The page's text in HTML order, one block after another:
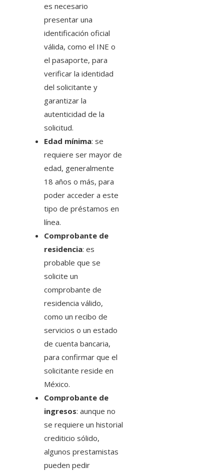
es necesario
presentar una
identificación oficial
válida, como el INE o
el pasaporte, para
verificar la identidad
del solicitante y
garantizar la
autenticidad de la
solicitud.
Edad mínima: se
requiere ser mayor de
edad, generalmente
18 años o más, para
poder acceder a este
tipo de préstamos en
línea.
Comprobante de
residencia: es
probable que se
solicite un
comprobante de
residencia válido,
como un recibo de
servicios o un estado
de cuenta bancaria,
para confirmar que el
solicitante reside en
México.
Comprobante de
ingresos: aunque no
se requiere un historial
crediticio sólido,
algunos prestamistas
pueden pedir